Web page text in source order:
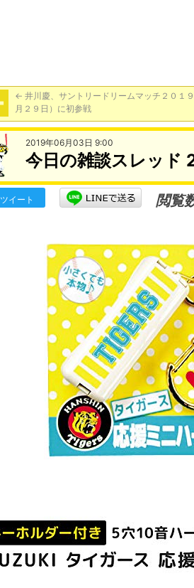
← 井川慶、サントリードリームマッチ２０１
月２９日）に初参戦
2019年06月03日 9:00
今日の雑談スレッ
ツイート 閲覧